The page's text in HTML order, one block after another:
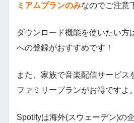
ミアムプランのみなのでご注意
ダウンロード機能を使いたい方
への登録がおすすめです！
また、家族で音楽配信サービス
ファミリープランがお得ですよ。
Spotifyは海外(スウェーデン)の